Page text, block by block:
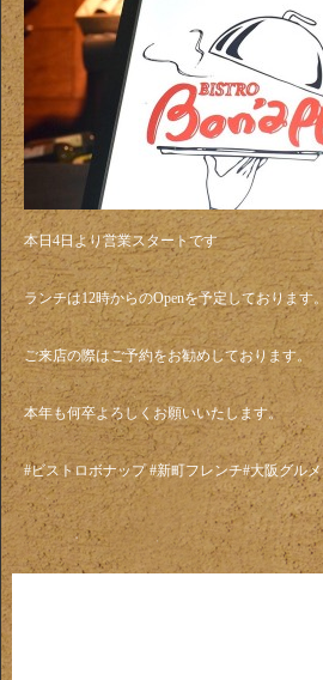
本日4日より営業スタートです
ランチは12時からのOpenを予定しております。
ご来店の際はご予約をお勧めしております。
本年も何卒よろしくお願いいたします。
#ビストロボナップ #新町フレンチ#大阪グルメ